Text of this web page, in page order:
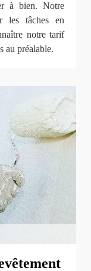
à bien. Notre
les tâches en
notre tarif
au préalable.